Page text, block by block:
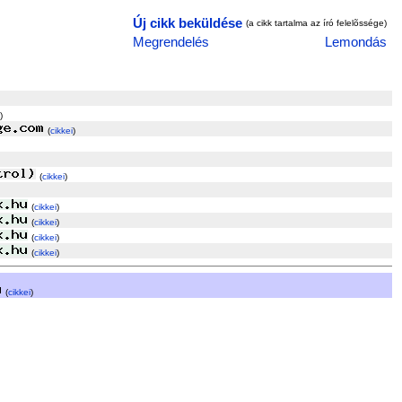
Új cikk beküldése (a cikk tartalma az író felelõssége)
Megrendelés Lemondás
)
(cikkei)
(cikkei)
(cikkei)
(cikkei)
(cikkei)
(cikkei)
(cikkei)